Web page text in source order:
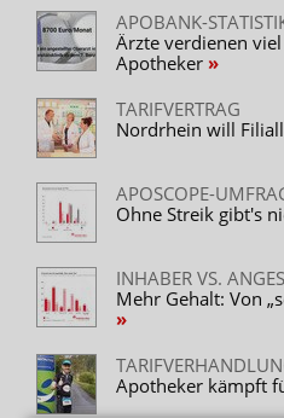
APOBANK-
Ärzte verdienen
Apotheker
TARIFVERTRAG
Nordrhein will
APOSCOPE-
Ohne Streik gibt's
INHABER VS.
Mehr Gehalt: Von
Apotheker kämpft